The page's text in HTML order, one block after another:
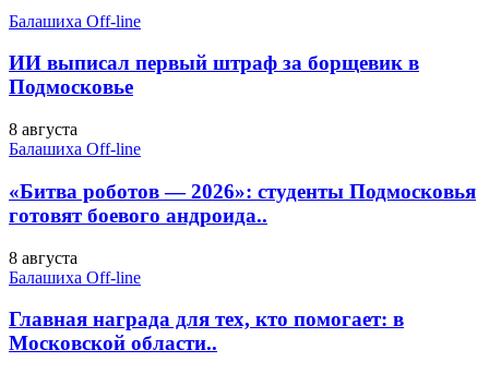
Балашиха Off-line
ИИ выписал первый штраф за борщевик в
Подмосковье
8 августа
Балашиха Off-line
«Битва роботов — 2026»: студенты Подмосковья
готовят боевого андроида..
8 августа
Балашиха Off-line
Главная награда для тех, кто помогает: в
Московской области..